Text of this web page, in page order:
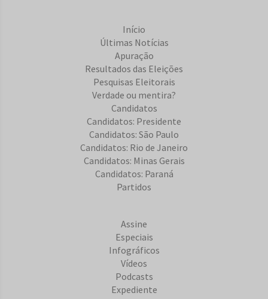
Início
Últimas Notícias
Apuração
Resultados das Eleições
Pesquisas Eleitorais
Verdade ou mentira?
Candidatos
Candidatos: Presidente
Candidatos: São Paulo
Candidatos: Rio de Janeiro
Candidatos: Minas Gerais
Candidatos: Paraná
Partidos
Assine
Especiais
Infográficos
Vídeos
Podcasts
Expediente